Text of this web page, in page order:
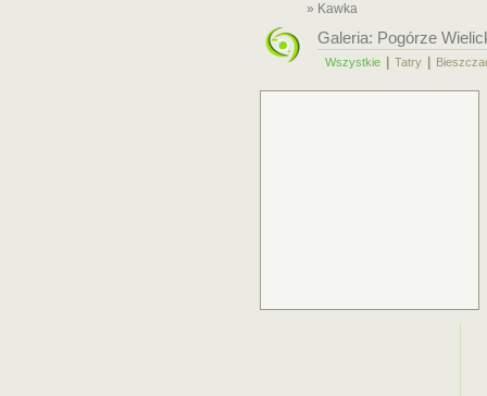
» Kawka
Galeria: Pogórze
Wszystkie Tatry